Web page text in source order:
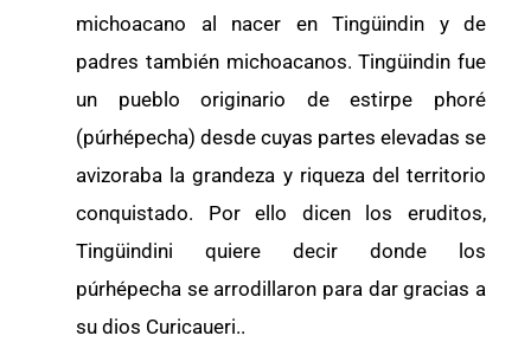
michoacano al nacer en Tingüindin y de
padres también michoacanos. Tingüindin fue
un pueblo originario de estirpe phoré
(púrhépecha) desde cuyas partes elevadas se
avizoraba la grandeza y riqueza del territorio
conquistado. Por ello dicen los eruditos,
Tingüindini quiere decir donde los
púrhépecha se arrodillaron para dar gracias a
su dios Curicaueri..